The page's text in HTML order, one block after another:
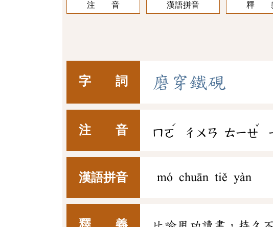
注 音 漢語拼音 釋
字 詞 磨 穿鐵硯
注 音 ㄇㄛ
ˊ
ㄔㄨㄢ ㄊㄧㄝ
ˇ
漢語拼音 mó chuān tiě yàn